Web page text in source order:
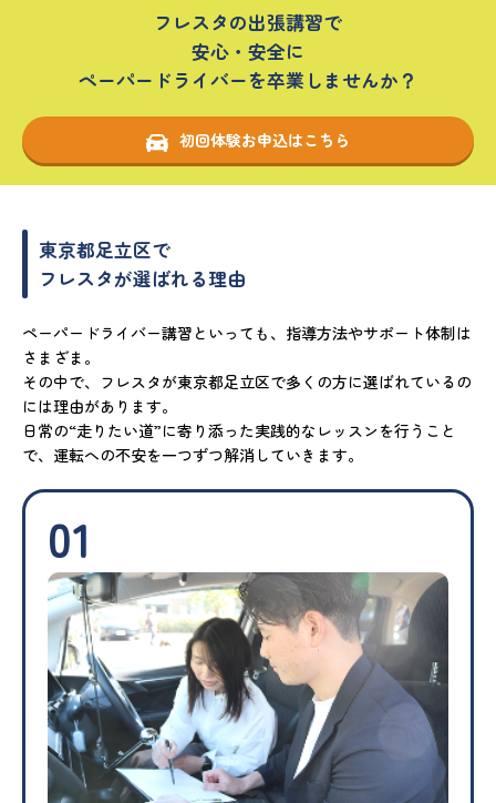
フレスタの出張講習で
安心・安全に
ペーパードライバーを卒業しませんか？
初回体験お申込はこちら
東京都足立区で
フレスタが選ばれる理由
ペーパードライバー講習といっても、指導方法やサポート体制は
さまざま。
その中で、フレスタが東京都足立区で多くの方に選ばれているの
には理由があります。
日常の“走りたい道”に寄り添った実践的なレッスンを行うこと
で、運転への不安を一つずつ解消していきます。
01